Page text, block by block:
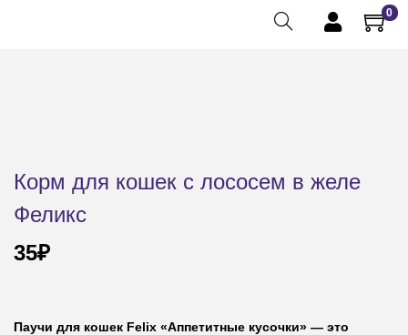
0
Корм для кошек с лососем в желе
Феликс
35₽
Паучи для кошек Felix «Аппетитные кусочки» — это